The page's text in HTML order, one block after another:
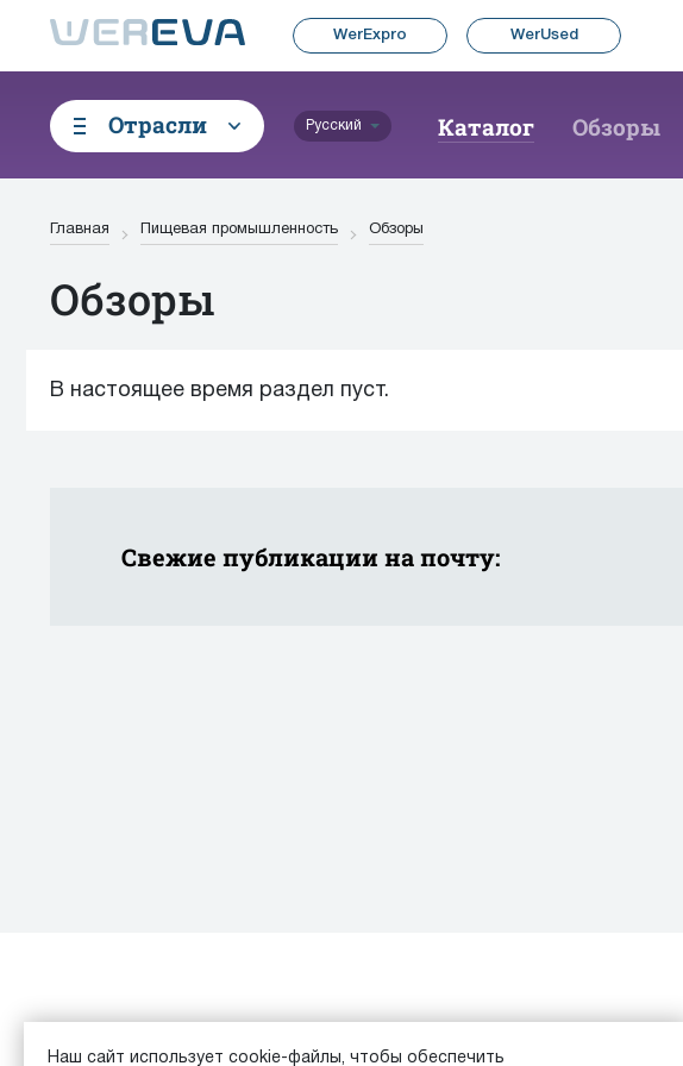
WerExpro WerUsed
Отрасли Русский Каталог Обзоры
Главная Пищевая промышленность Обзоры
Обзоры
В настоящее время раздел пуст.
Свежие публикации на почту:
Каталог Обзоры
Наш сайт использует cookie-файлы, чтобы обеспечить